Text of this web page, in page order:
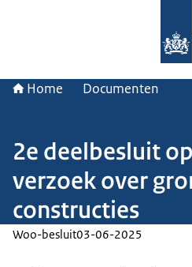
Home Documenten
2e deelbesluit
verzoek over
constructies
Woo-besluit03-06-2025